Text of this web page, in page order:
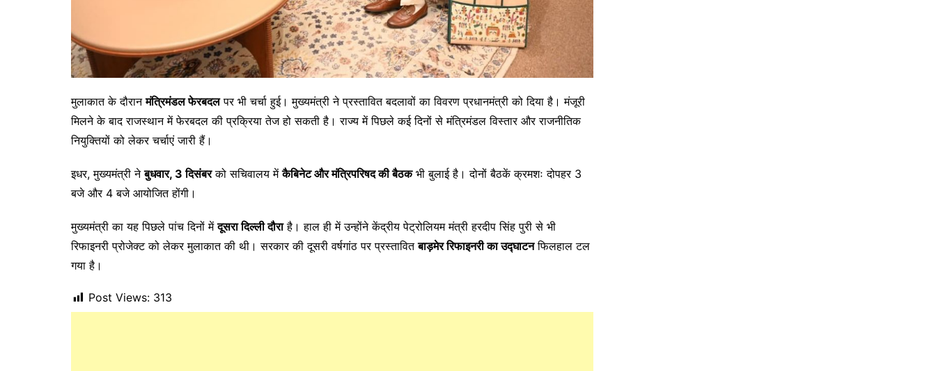
मुलाकात के दौरानमंत्रिमंडल फेरबदलपर भी चर्चा हुई। मुख्यमंत्री ने प्रस्तावित बदलावों का विवरण प्रधानमंत्री को दिया है। मंजूरी
मिलने के बाद राजस्थान में फेरबदल की प्रक्रिया तेज हो सकती है। राज्य में पिछले कई दिनों से मंत्रिमंडल विस्तार और राजनीतिक
नियुक्तियों को लेकर चर्चाएं जारी हैं।
इधर, मुख्यमंत्री नेबुधवार, 3 दिसंबरको सचिवालय मेंकैबिनेट और मंत्रिपरिषद की बैठकभी बुलाई है। दोनों बैठकें क्रमशः दोपहर 3
बजे और 4 बजे आयोजित होंगी।
मुख्यमंत्री का यह पिछले पांच दिनों मेंदूसरा दिल्ली दौराहै। हाल ही में उन्होंने केंद्रीय पेट्रोलियम मंत्री हरदीप सिंह पुरी से भी
रिफाइनरी प्रोजेक्ट को लेकर मुलाकात की थी। सरकार की दूसरी वर्षगांठ पर प्रस्तावितबाड़मेर रिफाइनरी का उद्घाटनफिलहाल टल
गया है।
Post Views: 313